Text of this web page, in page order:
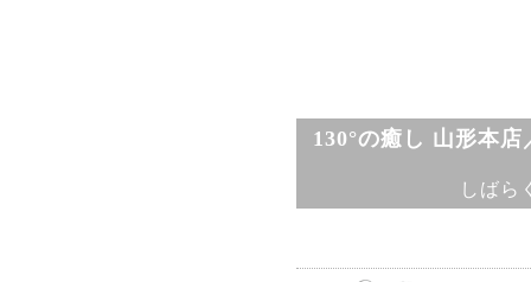
130°の癒し 山形本
しばら